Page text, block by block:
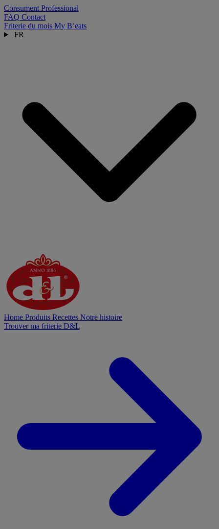
Consument Professional
FAQ Contact
Friterie du mois My B’eats
FR
Home Produits Recettes Notre histoire
Trouver ma friterie D&L